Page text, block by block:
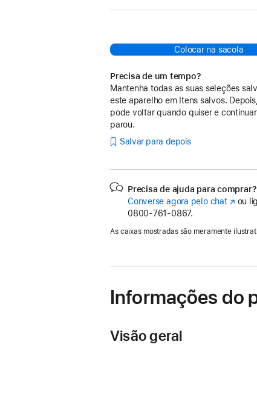
Colocar na sacola
Precisa de um tempo?
Mantenha todas as suas seleções
este aparelho em Itens salvos.
pode voltar quando quiser e
parou.
Salvar para depois
Precisa de ajuda para comprar?
Converse agora pelo chat(o
em
ou
0800-761-0867.
As caixas mostradas são meramente
Informações do
Visão geral